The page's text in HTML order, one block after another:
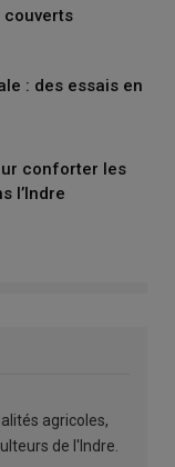
couverts
: des essais en
conforter les
l’Indre
agricoles,
de l'Indre.